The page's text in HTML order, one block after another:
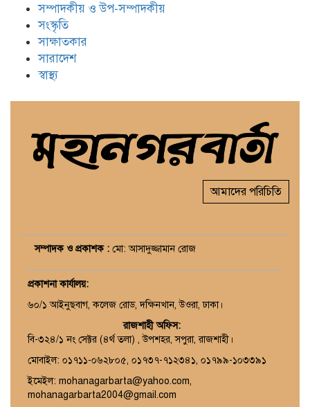
সম্পাদকীয় ও উপ-সম্পাদকীয়
সংস্কৃতি
সাক্ষাতকার
সারাদেশ
স্বাস্থ্য
আমাদের পরিচিতি
সম্পাদক ও প্রকাশক : মো: আসাদুজ্জামান রোজ
প্রকাশনা কার্যালয়:
৬০/১ আইনুছবাগ, কলেজ রোড, দক্ষিনখান, উওরা, ঢাকা।
রাজশাহী অফিস:
বি-৩২৪/১ নং সেক্টর (৪র্থ তলা) , উপশহর, সপুরা, রাজশাহী।
মোবাইল: ০১৭১১-০৬২৮০৫, ০১৭৩৭-৭১২৩৪১, ০১৭৯৯-১০৩৩৯১
ইমেইল: mohanagarbarta@yahoo.com,
mohanagarbarta2004@gmail.com